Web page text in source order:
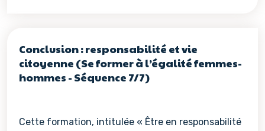
Conclusion : responsabilité et vie
citoyenne (Se former à l’égalité femmes-
hommes - Séquence 7/7)
Cette formation, intitulée « Être en responsabilité